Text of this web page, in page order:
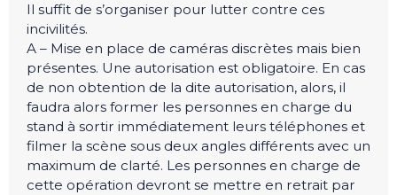
Il suffit de s’organiser pour lutter contre ces
incivilités.
A – Mise en place de caméras discrètes mais bien
présentes. Une autorisation est obligatoire. En cas
de non obtention de la dite autorisation, alors, il
faudra alors former les personnes en charge du
stand à sortir immédiatement leurs téléphones et
filmer la scène sous deux angles différents avec un
maximum de clarté. Les personnes en charge de
cette opération devront se mettre en retrait par